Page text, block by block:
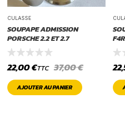
CULASSE
SOUPAPE ADMISSION
PORSCHE 2.2 ET 2.7
37,00€
22,00€TTC
AJOUTER AU PANIER